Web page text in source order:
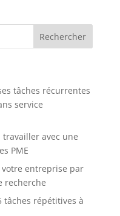
tâches récurrentes
service
avec une
PME
entreprise par
recherche
tâches répétitives à